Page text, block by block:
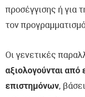
προσέγγισης ή για
τον
Οι γενετικές
αξιολογούνται από
επιστημόνων,